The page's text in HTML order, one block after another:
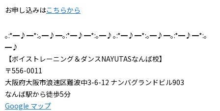
お申し込みはこちらから
｡:*━♪━*:｡━♪━｡:*━♪━*:｡━♪｡:*━♪━*:｡━♪━｡:*━♪━*:｡
━♪
【ボイストレーニング＆ダンスNAYUTASなんば校】
〒556-0011
大阪府大阪市浪速区難波中3-6-12 ナンバグランドビル903
なんば駅から徒歩5分
Google マップ